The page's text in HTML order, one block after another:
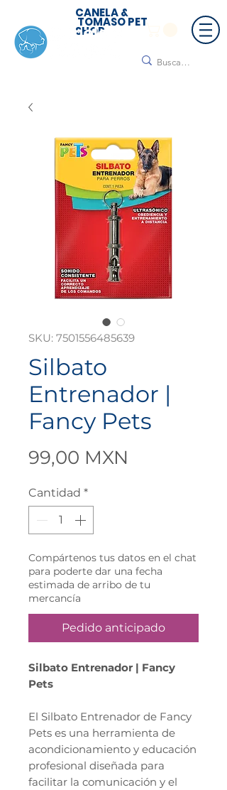
CANELA &
TOMASO PET
SHOP
SKU: 7501556485639
Silbato
Entrenador |
Fancy Pets
99,00 MXN
Cantidad *
Compártenos tus datos en el chat
para poderte dar una fecha
estimada de arribo de tu
mercancía
Pedido anticipado
Silbato Entrenador | Fancy
Pets
El Silbato Entrenador de Fancy
Pets es una herramienta de
acondicionamiento y educación
profesional diseñada para
facilitar la comunicación y el